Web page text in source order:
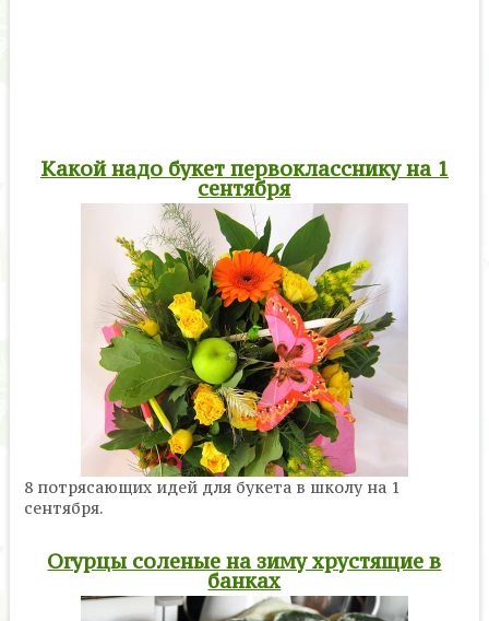
Какой надо букет первокласснику на 1
сентября
8 потрясающих идей для букета в школу на 1
сентября.
Огурцы соленые на зиму хрустящие в
банках